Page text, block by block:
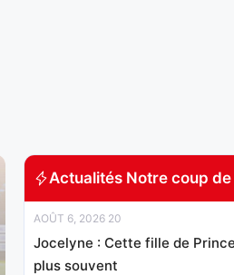
Actualités Notre coup
AOÛT 6, 2026 20
Jocelyne : Cette fille de
plus souvent